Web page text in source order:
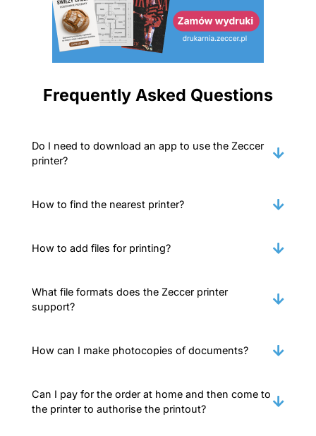
Frequently Asked Questions
Do I need to download an app to use the Zeccer
printer?
How to find the nearest printer?
How to add files for printing?
What file formats does the Zeccer printer
support?
How can I make photocopies of documents?
Can I pay for the order at home and then come to
the printer to authorise the printout?